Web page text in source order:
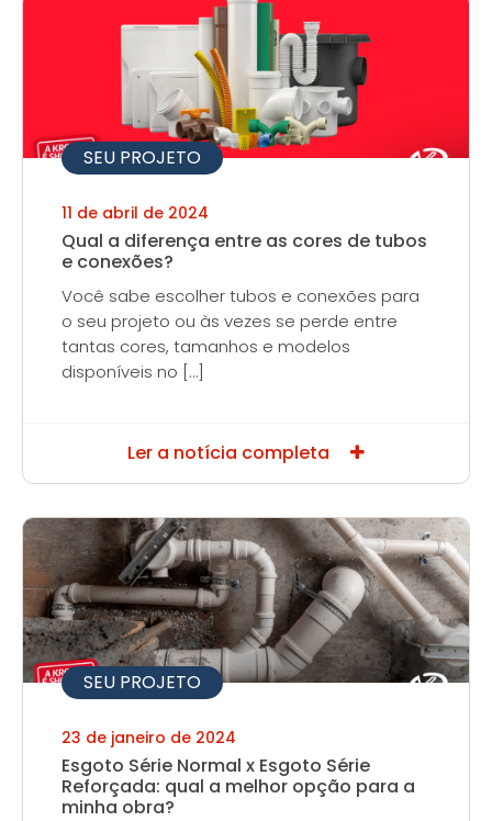
SEU PROJETO
11 de abril de 2024
Qual a diferença entre as cores de tubos
e conexões?
Você sabe escolher tubos e conexões para
o seu projeto ou às vezes se perde entre
tantas cores, tamanhos e modelos
disponíveis no […]
Ler a notícia completa
SEU PROJETO
23 de janeiro de 2024
Esgoto Série Normal x Esgoto Série
Reforçada: qual a melhor opção para a
minha obra?